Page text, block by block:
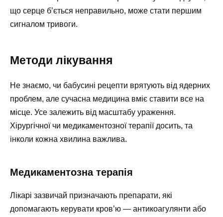
що серце б’ється неправильно, може стати першим
сигналом тривоги.
Методи лікування
Не знаємо, чи бабусині рецепти врятують від ядерних
проблем, але сучасна медицина вміє ставити все на
місце. Усе залежить від масштабу ураження.
Хірургічної чи медикаментозної терапії досить, та
інколи кожна хвилина важлива.
Медикаментозна терапія
Лікарі зазвичай призначають препарати, які
допомагають керувати кров’ю — антикоагулянти або